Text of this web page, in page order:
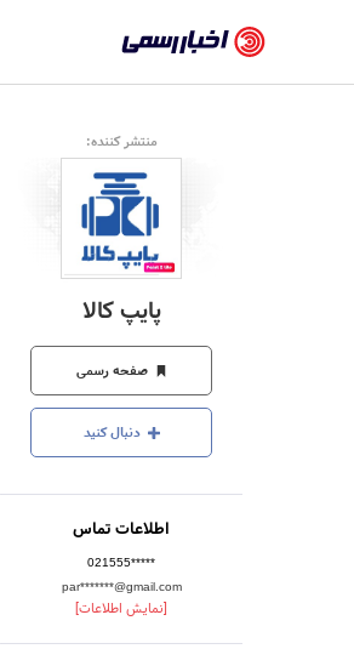
رسمی
-
اخبار
تایید
شده
شرکت‌ها،
سازمان‌ها
و
روابط
عمومی‌ها
منتشر کننده:
پایپ کالا
صفحه رسمی
دنبال کنید
اطلاعات تماس
021555*****
par*******@gmail.com
[نمایش اطلاعات]